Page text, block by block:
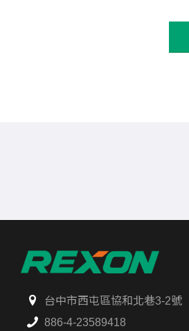
台中市西屯區協和北巷3-2號
886-4-23589418